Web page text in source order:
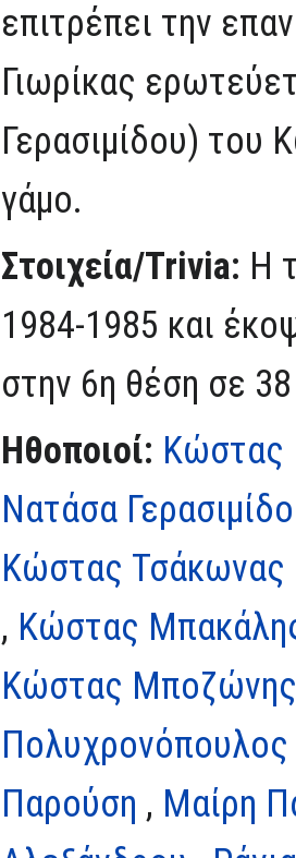
επιτρέπει την
Γιωρίκας
Γερασιμίδου) του
γάμο.
Στοιχεία/Trivia: Η
1984-1985 και
στην 6η θέση σε 38
Ηθοποιοί: Κώστας
Νατάσα
Κώστας Τσάκωνας
, Κώστας
Κώστας Μποζώνης
Πολυχρονόπουλος
Παρούση , Μαίρη